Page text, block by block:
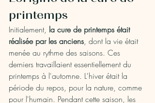
printemps
Initialement, la cure de printemps était
réalisée par les anciens, dont la vie était
menée au rythme des saisons. Ces
derniers travaillaient essentiellement du
printemps à l'automne. L'hiver était la
période du repos, pour la nature, comme
pour l'humain. Pendant cette saison, les